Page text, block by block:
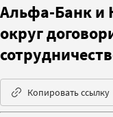
Альфа-Банк и
округ
Копировать ссылку